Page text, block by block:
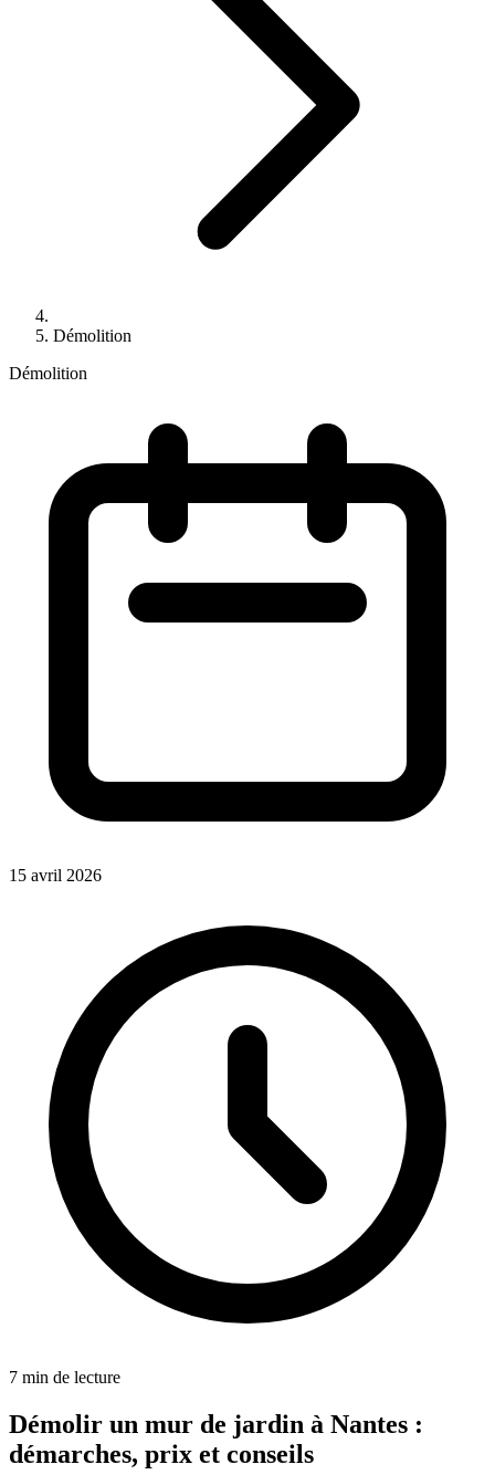
Démolition
Démolition
15 avril 2026
7 min de lecture
Démolir un mur de jardin à Nantes :
démarches, prix et conseils